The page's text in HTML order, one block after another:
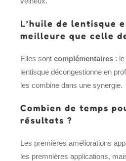
L’huile de lentisque
meilleure que celle
Elles sontcomplémentaires :
lentisque décongestionne en
les combine dans une synergie.
Combien de temps
résultats ?
Les premières améliorations
les premnières applications,